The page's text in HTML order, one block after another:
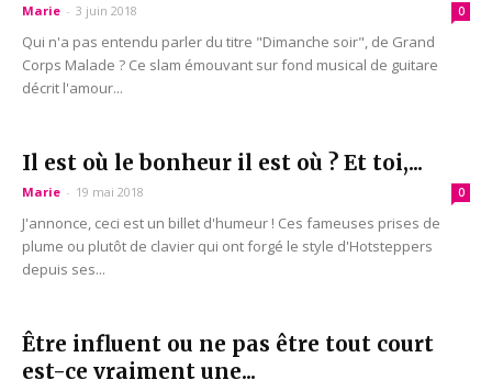
Marie - 3 juin 2018 0
Qui n'a pas entendu parler du titre "Dimanche soir", de Grand
Corps Malade ? Ce slam émouvant sur fond musical de guitare
décrit l'amour...
Il est où le bonheur il est où ? Et toi,...
Marie - 19 mai 2018 0
J'annonce, ceci est un billet d'humeur ! Ces fameuses prises de
plume ou plutôt de clavier qui ont forgé le style d'Hotsteppers
depuis ses...
Être influent ou ne pas être tout court
est-ce vraiment une...